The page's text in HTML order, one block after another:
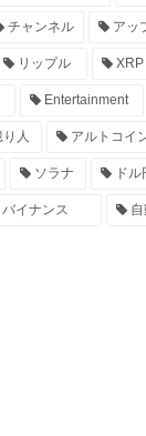
チャンネル アッ
リップル XRP
Entertainment
人 アルトコイ
ソラナ ドル
バイナンス 自